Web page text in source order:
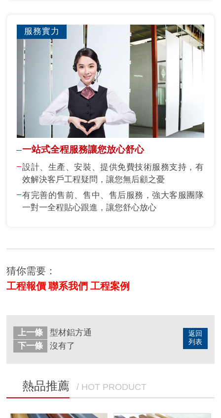
服務實力
一站式全程服務讓您放心舒心
設計、生產、安裝、提供免費技術服務支持，有
效解決客戶工程疑問，讓您無后顧之憂
有完善的售前、售中、售后服務，強大客服團隊
一對一全程貼心跟進，讓您舒心放心
猜你需要：
工程報價 聯系我們 工程案例
返回
列表
上一條
型材鋁方通
下一條
沒有了
熱品推薦 / HOT PRODUCT